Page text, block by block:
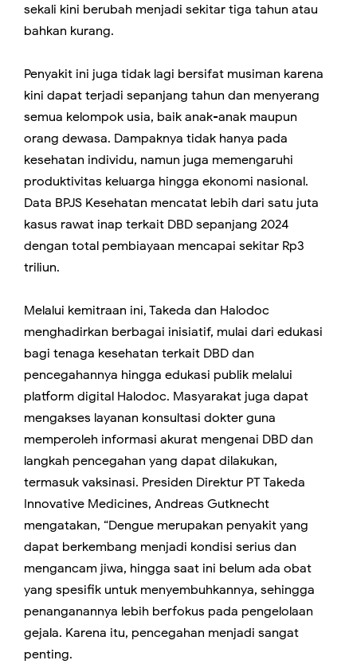
sekali kini berubah menjadi sekitar tiga tahun atau
bahkan kurang.
Penyakit ini juga tidak lagi bersifat musiman karena
kini dapat terjadi sepanjang tahun dan menyerang
semua kelompok usia, baik anak-anak maupun
orang dewasa. Dampaknya tidak hanya pada
kesehatan individu, namun juga memengaruhi
produktivitas keluarga hingga ekonomi nasional.
Data BPJS Kesehatan mencatat lebih dari satu juta
kasus rawat inap terkait DBD sepanjang 2024
dengan total pembiayaan mencapai sekitar Rp3
triliun.
Melalui kemitraan ini, Takeda dan Halodoc
menghadirkan berbagai inisiatif, mulai dari edukasi
bagi tenaga kesehatan terkait DBD dan
pencegahannya hingga edukasi publik melalui
platform digital Halodoc. Masyarakat juga dapat
mengakses layanan konsultasi dokter guna
memperoleh informasi akurat mengenai DBD dan
langkah pencegahan yang dapat dilakukan,
termasuk vaksinasi. Presiden Direktur PT Takeda
Innovative Medicines, Andreas Gutknecht
mengatakan, “Dengue merupakan penyakit yang
dapat berkembang menjadi kondisi serius dan
mengancam jiwa, hingga saat ini belum ada obat
yang spesifik untuk menyembuhkannya, sehingga
penanganannya lebih berfokus pada pengelolaan
gejala. Karena itu, pencegahan menjadi sangat
penting.